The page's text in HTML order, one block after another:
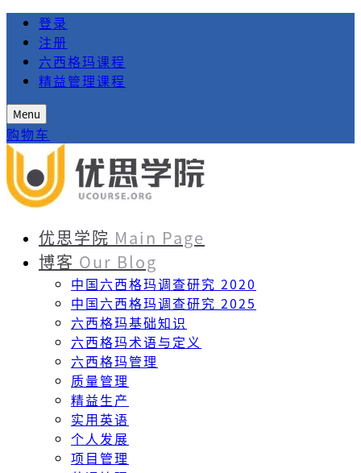
登录
注册
六西格玛课程
精益管理课程
Menu
购物车
优思学院 Main Page
博客 Our Blog
中国六西格玛调查研究 2020
中国六西格玛调查研究 2025
六西格玛基础知识
六西格玛术语与定义
六西格玛管理
质量管理
精益生产
实用英语
个人发展
项目管理